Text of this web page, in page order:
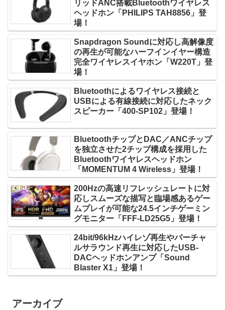
リッドANC搭載Bluetoothワイヤレス
ヘッドホン「PHILIPS TAH8856」登
場！
Snapdragon Soundに対応し高解像度
の再生が可能なハーフインイヤー構造
完全ワイヤレスイヤホン「W220T」登
場！
Bluetoothによるワイヤレス接続と
USBによる有線接続に対応したネック
スピーカー「400-SP102」登場！
BluetoothチップとDAC／ANCチップ
を独立させた2チップ構成を採用した
Bluetoothワイヤレスヘッドホン
「MOMENTUM 4 Wireless」登場！
200Hzの高速リフレッシュレートに対
応しスムーズな描写と臨場感あるゲー
ムプレイが可能な24.5インチゲーミン
グモニター「FFF-LD25G5」登場！
24bit/96kHzハイレゾ再生やバーチャ
ルサラウンド再生に対応したUSB-
DACヘッドホンアンプ「Sound
Blaster X1」登場！
アーカイブ